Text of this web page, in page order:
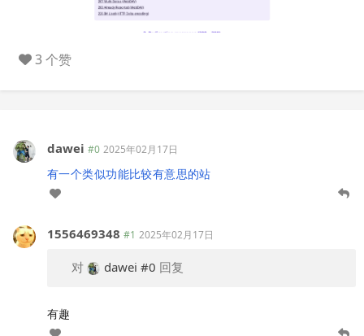
3 个赞
dawei #0 2025年02月17日
有一个类似功能比较有意思的站
1556469348 #1 2025年02月17日
对 dawei #0 回复
有趣